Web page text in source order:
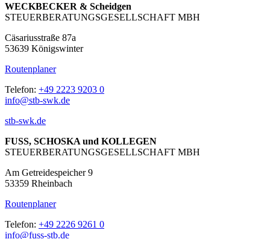
WECKBECKER & Scheidgen
STEUERBERATUNGSGESELLSCHAFT MBH
Cäsariusstraße 87a
53639 Königswinter
Routenplaner
Telefon: +49 2223 9203 0
info@stb-swk.de
stb-swk.de
FUSS, SCHOSKA und KOLLEGEN
STEUERBERATUNGSGESELLSCHAFT MBH
Am Getreidespeicher 9
53359 Rheinbach
Routenplaner
Telefon: +49 2226 9261 0
info@fuss-stb.de